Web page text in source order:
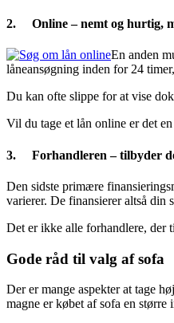
2. Online – nemt og hurtig,
En anden
låneansøgning inden for 24
Du kan ofte slippe for at vise
Vil du tage et lån online er det
3. Forhandleren – tilbyder
Den sidste primære
varierer. De finansierer altså din
Det er ikke alle forhandlere, der
Gode råd til valg af sofa
Der er mange aspekter at tage
magne er købet af sofa en